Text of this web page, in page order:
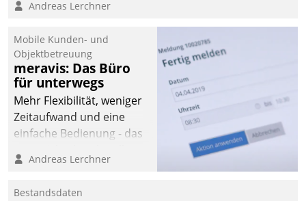
Andreas Lerchner
Mobile Kunden- und
Objektbetreuung
meravis: Das Büro
für unterwegs
Mehr Flexibilität, weniger
Zeitaufwand und eine
einfache Bedienung - das
Cockpit für mobile
Andreas Lerchner
Bestandsdaten